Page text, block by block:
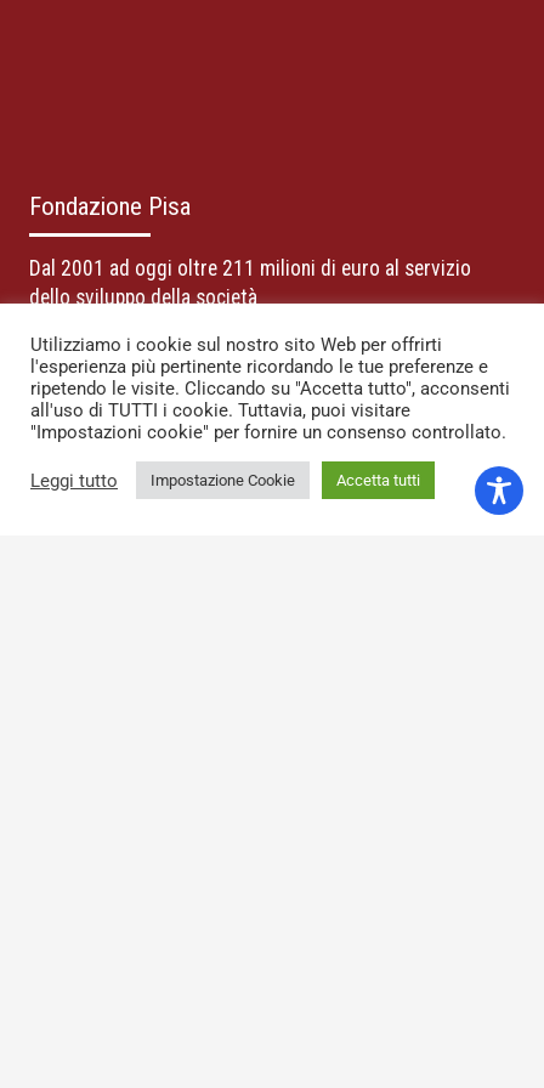
Fondazione Pisa
Dal 2001 ad oggi oltre 211 milioni di euro al servizio
dello sviluppo della società
La Fondazione sostiene lo sviluppo sociale del territorio di
riferimento con i redditi derivanti dal proprio patrimonio.
Fondazione Pisa
Via Pietro Toselli, 29, 56125 – Pisa
Utilizziamo i cookie sul nostro sito Web per offrirti
l'esperienza più pertinente ricordando le tue preferenze e
ripetendo le visite. Cliccando su "Accetta tutto", acconsenti
all'uso di TUTTI i cookie. Tuttavia, puoi visitare
"Impostazioni cookie" per fornire un consenso controllato.
Leggi tutto Impostazione Cookie Accetta tutti